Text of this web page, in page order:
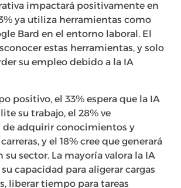
impactará positivamente en
ya utiliza herramientas como
Bard en el entorno laboral. El
estas herramientas, y solo
su empleo debido a la IA
positivo, el 33% espera que la IA
su trabajo, el 28% ve
adquirir conocimientos y
y el 18% cree que generará
su sector. La mayoría valora la IA
capacidad para aligerar cargas
liberar tiempo para tareas